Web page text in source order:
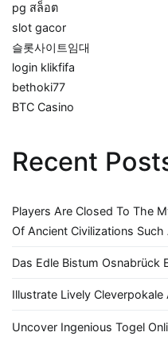
pg สล็อต
slot gacor
슬롯사이트임대
login klikfifa
bethoki77
BTC Casino
Recent
Players Are Closed To The
Of Ancient Civilizations
Das Edle Bistum Osnabrück
Illustrate Lively Cleverpokale
Uncover Ingenious Togel